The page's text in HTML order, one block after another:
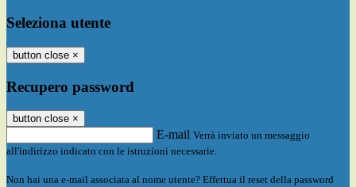
Seleziona utente
button close ×
Recupero password
button close ×
E-mail Verrà inviato un messaggio
all'indirizzo indicato con le istruzioni necessarie.
Non hai una e-mail associata al nome utente? Effettua il reset della password